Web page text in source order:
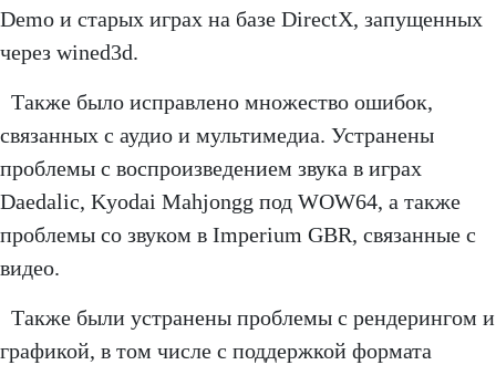
Demo и старых играх на базе DirectX, запущенных
через wined3d.
Также было исправлено множество ошибок,
связанных с аудио и мультимедиа. Устранены
проблемы с воспроизведением звука в играх
Daedalic, Kyodai Mahjongg под WOW64, а также
проблемы со звуком в Imperium GBR, связанные с
видео.
Также были устранены проблемы с рендерингом и
графикой, в том числе с поддержкой формата